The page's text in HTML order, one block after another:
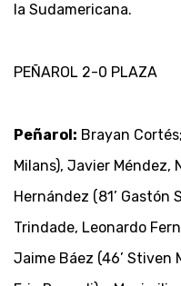
la Sudamericana.
PEÑAROL 2-0 PLAZA
Peñarol: Brayan
Milans), Javier Méndez,
Hernández (81’ Gastón
Trindade, Leonardo
Jaime Báez (46’ Stiven